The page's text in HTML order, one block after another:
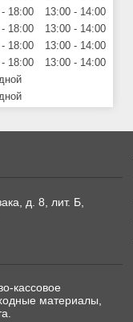
18:00 13:00
14:00
18:00 13:00
14:00
18:00 13:00
14:00
18:00 13:00
14:00
д. 8, лит. Б,
кассовое
материалы,